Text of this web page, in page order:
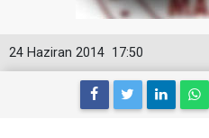
17:50
24 Haziran 2014